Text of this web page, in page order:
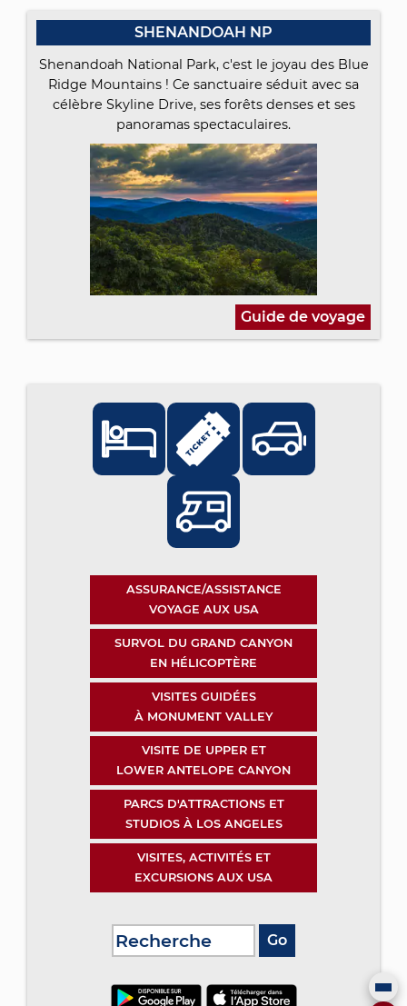
SHENANDOAH NP
Shenandoah National Park, c'est le joyau des Blue
Ridge Mountains ! Ce sanctuaire séduit avec sa
célèbre Skyline Drive, ses forêts denses et ses
panoramas spectaculaires.
Guide de voyage
ASSURANCE/ASSISTANCE
VOYAGE AUX USA
SURVOL DU GRAND CANYON
EN HÉLICOPTÈRE
VISITES GUIDÉES
À MONUMENT VALLEY
VISITE DE UPPER ET
LOWER ANTELOPE CANYON
PARCS D'ATTRACTIONS ET
STUDIOS À LOS ANGELES
VISITES, ACTIVITÉS ET
EXCURSIONS AUX USA